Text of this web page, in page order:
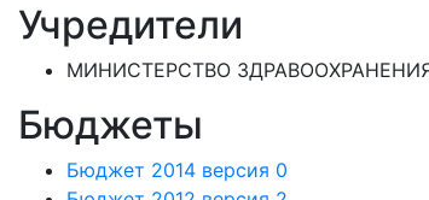
Учредители
МИНИСТЕРСТВО
Бюджеты
Бюджет 2014 версия 0